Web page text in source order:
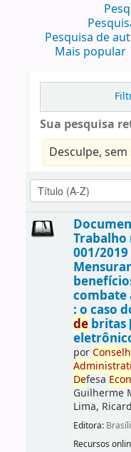
Pesquisa de
Mais popular
Sua pesquisa
Desculpe,
Trabalho
001/2019
combate
: o caso
debritas
por
Defesa
Guilherme
Lima,
Editora:
Recursos